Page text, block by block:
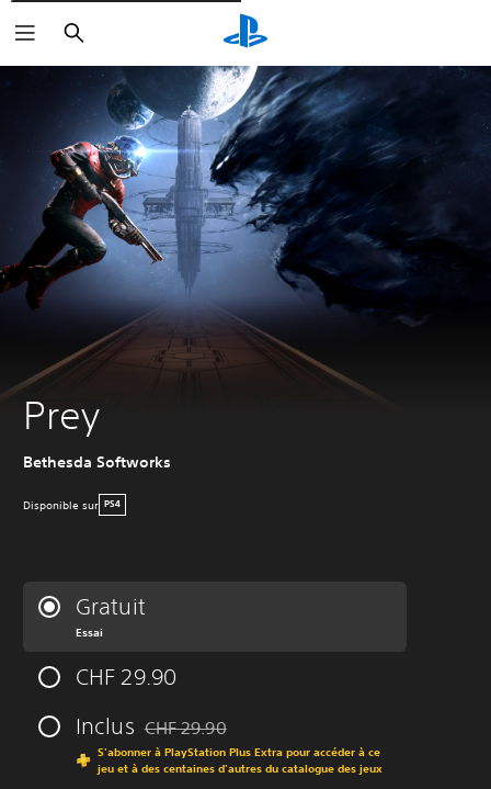
Rechercher
Prey
Bethesda Softworks
Disponible sur PS4
Gratuit
Essai
CHF 29.90
Inclus Remise par rapport au prix d'origine de CHF
CHF 29.90
S'abonner à PlayStation Plus Extra pour accéder à ce
jeu et à des centaines d'autres du catalogue des jeux